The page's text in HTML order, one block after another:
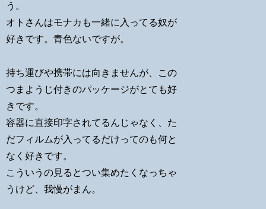
う。
オトさんはモナカも一緒に入ってる奴が
好きです。青色ないですが。
持ち運びや携帯には向きませんが、この
つまようじ付きのパッケージがとても好
きです。
容器に直接印字されてるんじゃなく、た
だフィルムが入ってるだけってのも何と
なく好きです。
こういうの見るとつい集めたくなっちゃ
うけど、我慢がまん。